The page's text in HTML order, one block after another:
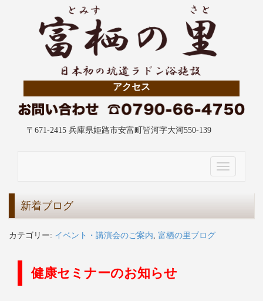
アクセス
〒671-2415 兵庫県姫路市安富町皆河字大河550-139
Toggle
navigation
新着ブログ
カテゴリー: イベント・講演会のご案内, 富栖の里ブログ
健康セミナーのお知らせ